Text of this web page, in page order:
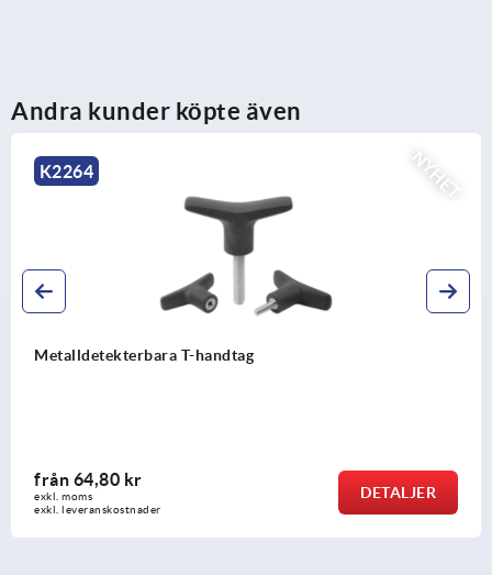
Andra kunder köpte även
NYHET
K2264
Metalldetekterbara T-handtag
från 64,80 kr
exkl. moms
exkl. leveranskostnader
DETALJER